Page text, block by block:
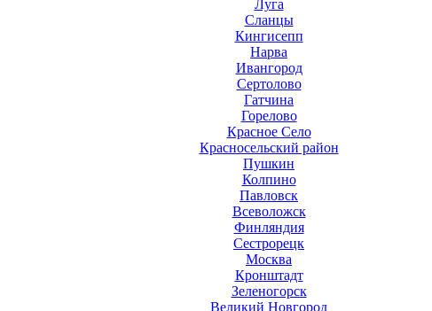
Луга
Сланцы
Кингисепп
Нарва
Ивангород
Сертолово
Гатчина
Горелово
Красное Село
Красносельский район
Пушкин
Колпино
Павловск
Всеволожск
Финляндия
Сестрорецк
Москва
Кронштадт
Зеленогорск
Великий Новгород